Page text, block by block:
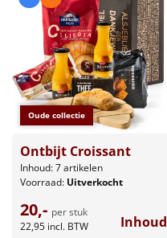
Oude collectie
Ontbijt Croissant
Inhoud: 7 artikelen
Voorraad: Uitverkocht
20,- per stuk
22,95 incl. BTW Inhoud